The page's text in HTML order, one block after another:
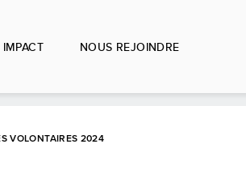
NOUS REJOINDRE
VOLONTAIRES 2024